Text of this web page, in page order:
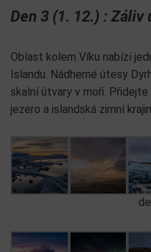
Den 3 (1. 12.) : Záliv
Oblast kolem Víku nabízí
Islandu. Nádherné útesy
skalní útvary v moři.
jezero a islandská zimní